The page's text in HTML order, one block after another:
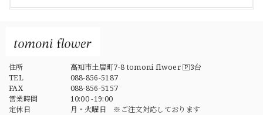
住所
高知市土居町7-8 tomoni flwoer 🄿3台
TEL
088-856-5187
FAX
088-856-5157
営業時間
10:00 -19:00
定休日
月・火曜日 ※ご注文対応しております